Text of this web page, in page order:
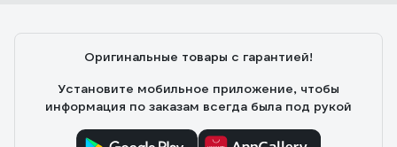
Оригинальные товары с гарантией!
Установите мобильное приложение, чтобы
информация по заказам всегда была под рукой